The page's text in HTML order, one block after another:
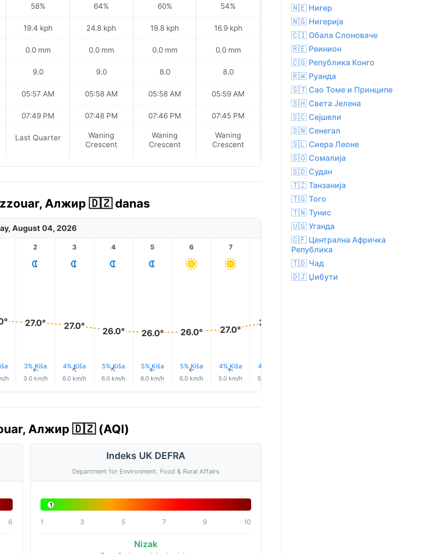
58%
19.4 kph
0.0 mm
9.0
05:57 AM
07:49 PM
Last Quarter
64%
24.8 kph
0.0 mm
9.0
05:58 AM
07:48 PM
Waning
Crescent
60%
19.8 kph
0.0 mm
8.0
05:58 AM
07:46 PM
Waning
Crescent
54%
16.9 kph
0.0 mm
8.0
05:59 AM
07:45 PM
Waning
Crescent
59%
16.6 kph
0.0 mm
8.0
06:00 AM
07:44 PM
Алжир 🇩🇿 danas
August 04, 2026
h
2
27.0°
3% Kiša
↑
3.0 km/h
3
27.0°
4% Kiša
↑
6.0 km/h
4
26.0°
5% Kiša
↑
6.0 km/h
5
26.0°
5% Kiša
↑
6.0 km/h
6
26.0°
5% Kiša
↑
6.0 km/h
7
27.0°
4% Kiša
↑
5.0 km/h
27.0°
4% Kiša
5.0 km/h
9
Алжир 🇩🇿 (AQI)
6
Indeks UK DEFRA
Department for Environment, Food & Rural Affairs
1
1 3 5 7 9 10
Nizak
🇳🇪 Нигер
🇳🇬 Нигерија
🇨🇮 Обала Слоноваче
🇷🇪 Реинион
🇨🇬 Република Конго
🇷🇼 Руанда
🇸🇹 Сао Томе и Принципе
🇸🇭 Света Јелена
🇸🇨 Сејшели
🇸🇳 Сенегал
🇸🇱 Сиера Леоне
🇸🇴 Сомалија
🇸🇩 Судан
🇹🇿 Танзанија
🇹🇬 Того
🇹🇳 Тунис
🇺🇬 Уганда
🇨🇫 Централна Афричка
Република
🇹🇩 Чад
🇩🇯 Џибути